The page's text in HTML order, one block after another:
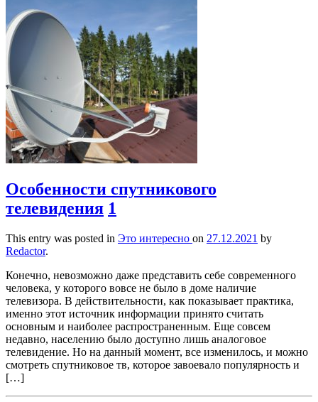
Особенности спутникового
телевидения 1
This entry was posted in Это интересно on 27.12.2021 by
Redactor.
Конечно, невозможно даже представить себе современного
человека, у которого вовсе не было в доме наличие
телевизора. В действительности, как показывает практика,
именно этот источник информации принято считать
основным и наиболее распространенным. Еще совсем
недавно, населению было доступно лишь аналоговое
телевидение. Но на данный момент, все изменилось, и можно
смотреть спутниковое тв, которое завоевало популярность и
[…]